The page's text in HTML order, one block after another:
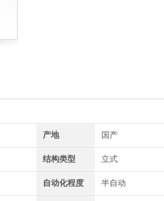
产地 国产
结构类型 立式
自动化程度 半自动